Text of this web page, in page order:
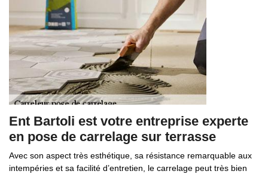
Ent Bartoli est votre entreprise experte
en pose de carrelage sur terrasse
Avec son aspect très esthétique, sa résistance remarquable aux
intempéries et sa facilité d’entretien, le carrelage peut très bien